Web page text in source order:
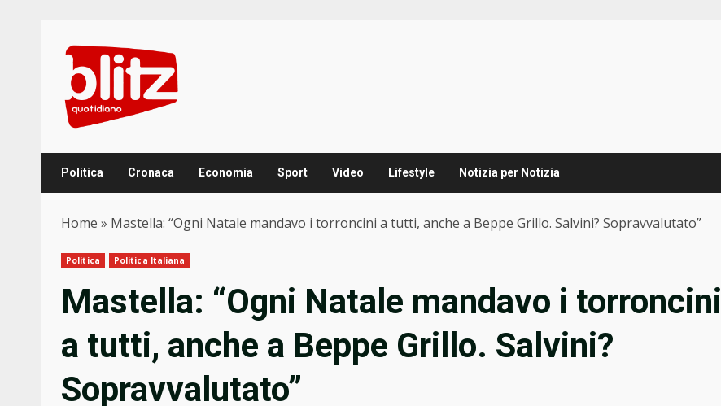
content
Politica Cronaca Economia Sport Video Lifestyle Notizia per Notizia
Home » Mastella: “Ogni Natale mandavo i torroncini a tutti, anche a Beppe Grillo. Salvini? Sopravvalutato”
Politica Politica Italiana
Mastella: “Ogni Natale mandavo i torroncini
a tutti, anche a Beppe Grillo. Salvini?
Sopravvalutato”